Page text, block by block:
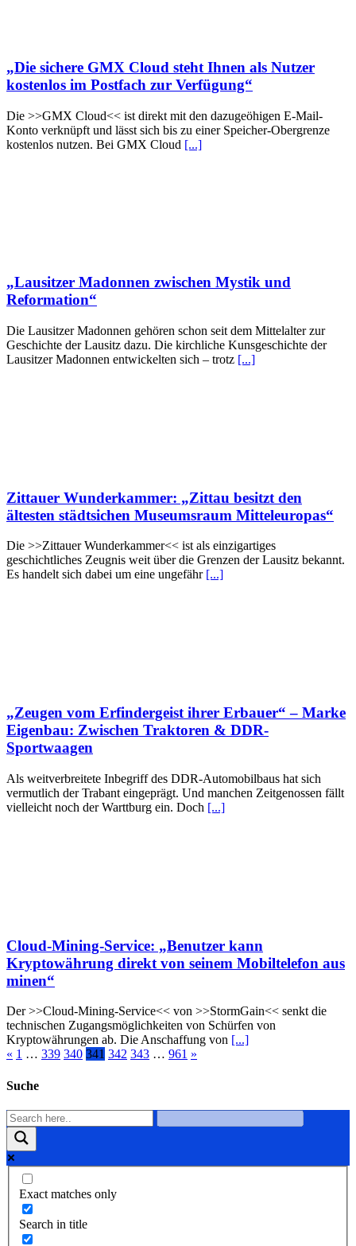
„Die sichere GMX Cloud steht Ihnen als Nutzer
kostenlos im Postfach zur Verfügung“
Die >>GMX Cloud<< ist direkt mit den dazugeöhigen E-Mail-
Konto verknüpft und lässt sich bis zu einer Speicher-Obergrenze
kostenlos nutzen. Bei GMX Cloud [...]
„Lausitzer Madonnen zwischen Mystik und
Reformation“
Die Lausitzer Madonnen gehören schon seit dem Mittelalter zur
Geschichte der Lausitz dazu. Die kirchliche Kunsgeschichte der
Lausitzer Madonnen entwickelten sich – trotz [...]
Zittauer Wunderkammer: „Zittau besitzt den
ältesten städtsichen Museumsraum Mitteleuropas“
Die >>Zittauer Wunderkammer<< ist als einzigartiges
geschichtliches Zeugnis weit über die Grenzen der Lausitz bekannt.
Es handelt sich dabei um eine ungefähr [...]
„Zeugen vom Erfindergeist ihrer Erbauer“ – Marke
Eigenbau: Zwischen Traktoren & DDR-
Sportwaagen
Als weitverbreitete Inbegriff des DDR-Automobilbaus hat sich
vermutlich der Trabant eingeprägt. Und manchen Zeitgenossen fällt
vielleicht noch der Warttburg ein. Doch [...]
Cloud-Mining-Service: „Benutzer kann
Kryptowährung direkt von seinem Mobiltelefon aus
minen“
Der >>Cloud-Mining-Service<< von >>StormGain<< senkt die
technischen Zugangsmöglichkeiten von Schürfen von
Kryptowährungen ab. Die Anschaffung von [...]
« 1 … 339 340 341 342 343 … 961 »
Suche
Exact matches only
Search in title